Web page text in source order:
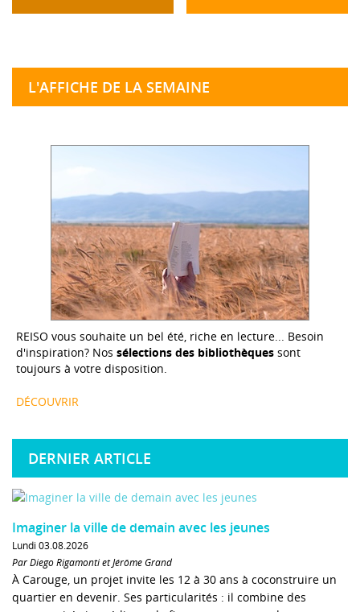
L'AFFICHE DE LA SEMAINE
REISO vous souhaite un bel été, riche en lecture... Besoin
d'inspiration? Nos sélections des bibliothèques sont
toujours à votre disposition.
DÉCOUVRIR
DERNIER ARTICLE
Imaginer la ville de demain avec les jeunes
Lundi 03.08.2026
Par Diego Rigamonti et Jérôme Grand
À Carouge, un projet invite les 12 à 30 ans à coconstruire un
quartier en devenir. Ses particularités : il combine des